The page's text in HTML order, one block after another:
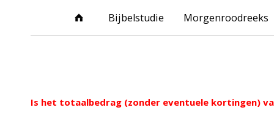
Bijbelstudie Morgenroodreeks
Webshop
Is het totaalbedrag (zonder eventuele kortingen)